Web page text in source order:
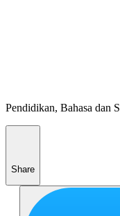
Pendidikan, Bahasa dan
Share